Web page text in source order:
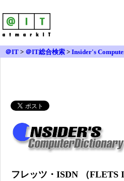
＠IT > ＠IT総合検索 > Insider's
フレッツ・ISDN （FLETS